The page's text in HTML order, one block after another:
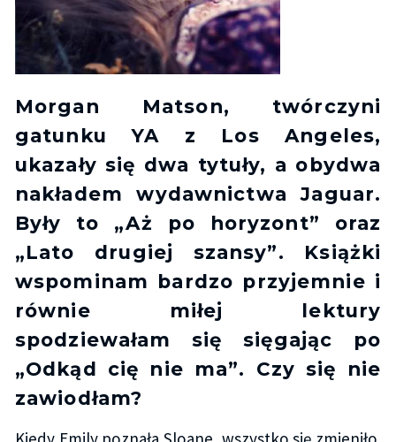
Morgan Matson, twórczyni
gatunku YA z Los Angeles,
ukazały się dwa tytuły, a obydwa
nakładem wydawnictwa Jaguar.
Były to „Aż po horyzont” oraz
„Lato drugiej szansy”. Książki
wspominam bardzo przyjemnie i
równie miłej lektury
spodziewałam się sięgając po
„Odkąd cię nie ma”. Czy się nie
zawiodłam?